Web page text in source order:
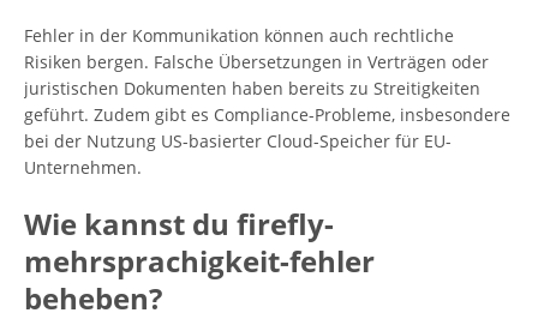
Fehler in der Kommunikation können auch rechtliche
Risiken bergen. Falsche Übersetzungen in Verträgen oder
juristischen Dokumenten haben bereits zu Streitigkeiten
geführt. Zudem gibt es Compliance-Probleme, insbesondere
bei der Nutzung US-basierter Cloud-Speicher für EU-
Unternehmen.
Wie kannst du firefly-
mehrsprachigkeit-fehler
beheben?